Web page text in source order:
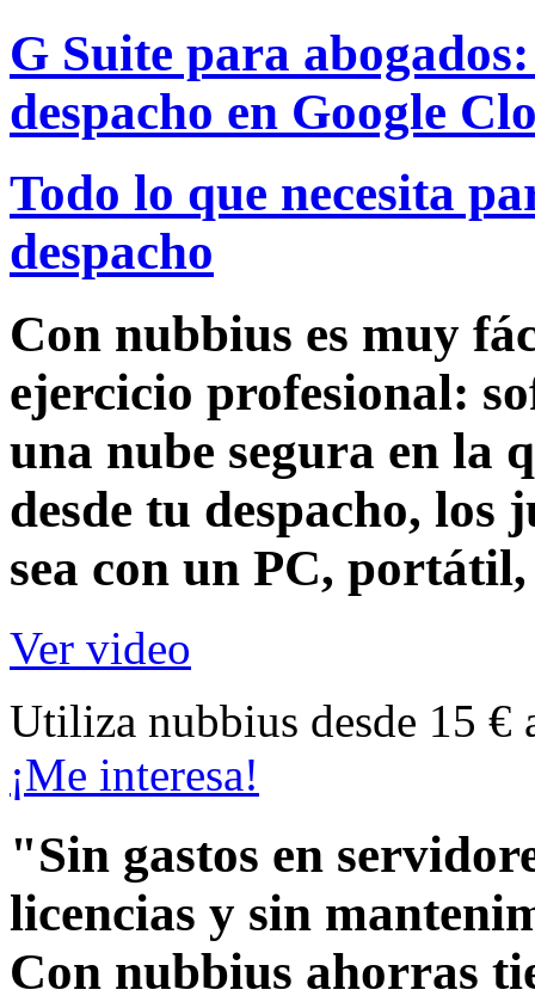
G Suite para
despacho en Google
Todo lo que necesita
despacho
Con nubbius es muy
ejercicio profesional:
una nube segura en la
desde tu despacho,
sea con un PC, portátil,
Ver video
Utiliza nubbius desde 15 €
¡Me interesa!
"Sin gastos en
licencias y sin
Con nubbius ahorras